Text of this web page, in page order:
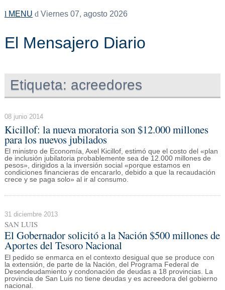
MENU Viernes 07, agosto 2026
El Mensajero Diario
Etiqueta: acreedores
08 junio 2014
Kicillof: la nueva moratoria son $12.000 millones
para los nuevos jubilados
El ministro de Economía, Axel Kicillof, estimó que el costo del «plan
de inclusión jubilatoria probablemente sea de 12.000 millones de
pesos», dirigidos a la inversión social «porque estamos en
condiciones financieras de encararlo, debido a que la recaudación
crece y se paga solo» al ir al consumo.
31 diciembre 2013
SAN LUIS
El Gobernador solicitó a la Nación $500 millones de
Aportes del Tesoro Nacional
El pedido se enmarca en el contexto desigual que se produce con
la extensión, de parte de la Nación, del Programa Federal de
Desendeudamiento y condonación de deudas a 18 provincias. La
provincia de San Luis no tiene deudas y es acreedora del gobierno
nacional.